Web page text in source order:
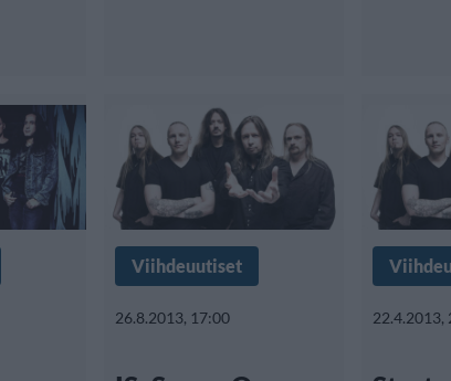
Viihdeuutiset
26.8.2013, 17:00 22.4.2013,